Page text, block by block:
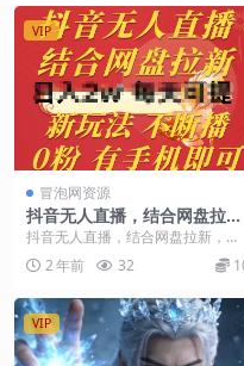
VIP
冒泡网资源
抖音无人直播，结合网盘拉
新，新玩法不违规不断播，0
粉有手机就能做
抖音无人直播，结合网盘拉新，新
玩法不违规不断播，0粉有手机就能
做【揭秘】 项目介...
2 年前 32
VIP